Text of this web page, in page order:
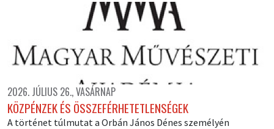
2026. JÚLIUS 26., VASÁRNAP
KÖZPÉNZEK ÉS ÖSSZEFÉRHETETLENSÉGEK
A történet túlmutat a Orbán János Dénes személyén